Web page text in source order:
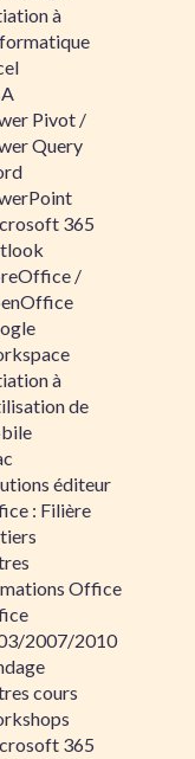
à
Pivot /
Query
365
/
à
de
éditeur
: Filière
Office
2007/2010
cours
365